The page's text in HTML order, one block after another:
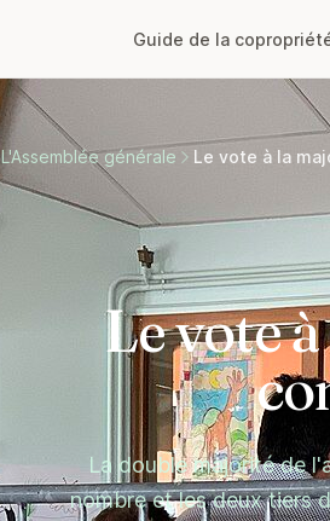
Guide de la
L'Assemblée générale Le vote à la
Le vote
La double majorité de
nombre et les deux tiers